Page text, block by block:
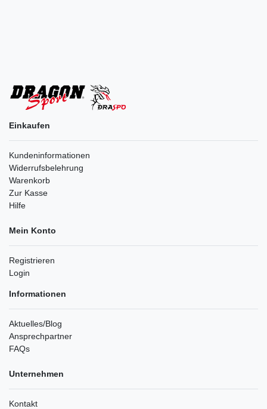
Einkaufen
Kundeninformationen
Widerrufsbelehrung
Warenkorb
Zur Kasse
Hilfe
Mein Konto
Registrieren
Login
Informationen
Aktuelles/Blog
Ansprechpartner
FAQs
Unternehmen
Kontakt